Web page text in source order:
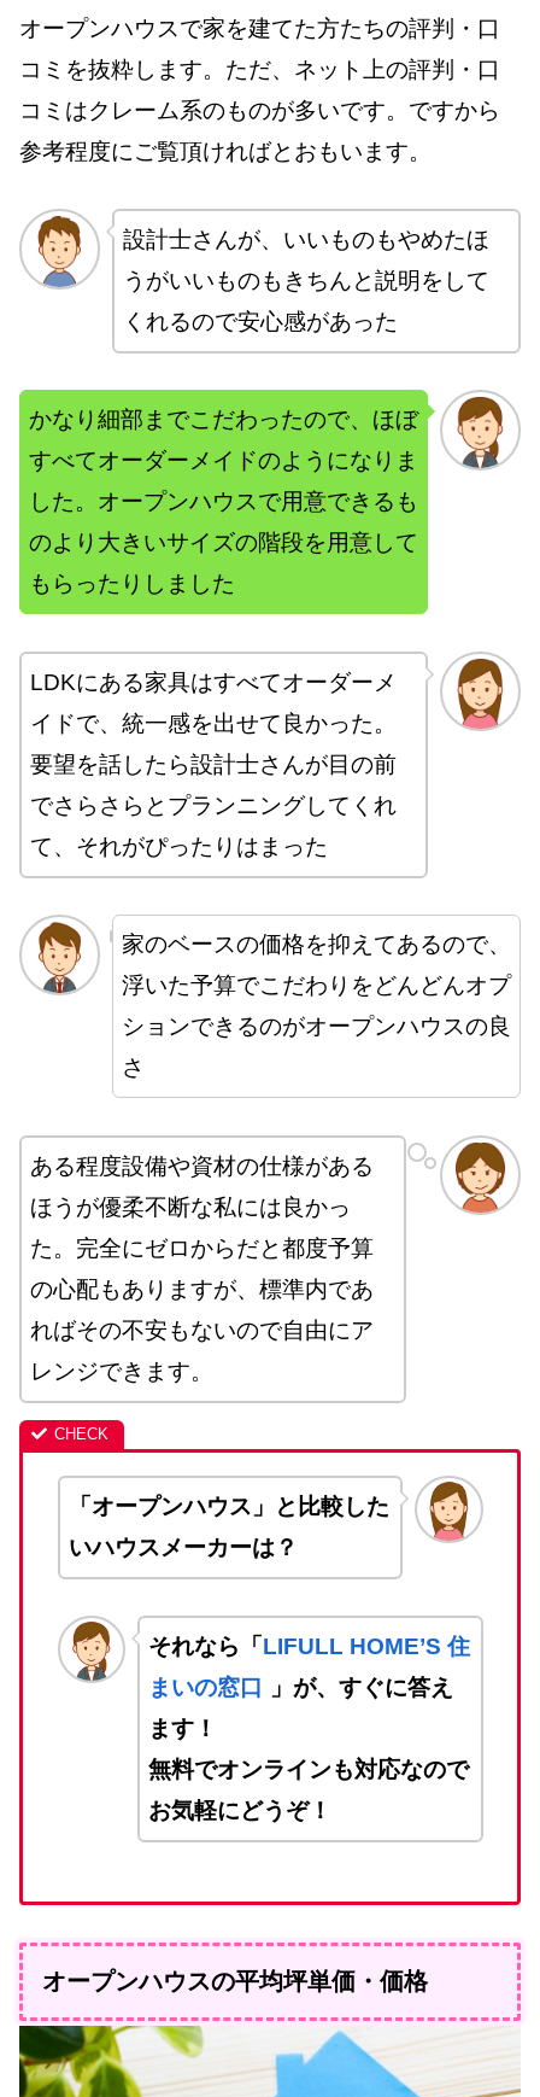
オープンハウスで家を建てた方たちの評判・口
コミを抜粋します。ただ、ネット上の評判・口
コミはクレーム系のものが多いです。ですから
参考程度にご覧頂ければとおもいます。
設計士さんが、いいものもやめたほ
うがいいものもきちんと説明をして
くれるので安心感があった
かなり細部までこだわったので、ほぼ
すべてオーダーメイドのようになりま
した。オープンハウスで用意できるも
のより大きいサイズの階段を用意して
もらったりしました
LDKにある家具はすべてオーダーメ
イドで、統一感を出せて良かった。
要望を話したら設計士さんが目の前
でさらさらとプランニングしてくれ
て、それがぴったりはまった
家のベースの価格を抑えてあるので、
浮いた予算でこだわりをどんどんオプ
ションできるのがオープンハウスの良
さ
ある程度設備や資材の仕様がある
ほうが優柔不断な私には良かっ
た。完全にゼロからだと都度予算
の心配もありますが、標準内であ
ればその不安もないので自由にア
レンジできます。
「オープンハウス」と比較した
いハウスメーカーは？
それなら「 LIFULL HOME’S 住
まいの窓口
」が、すぐに答え
ます！
無料でオンラインも対応なので
お気軽にどうぞ！
オープンハウスの平均坪単価・価格